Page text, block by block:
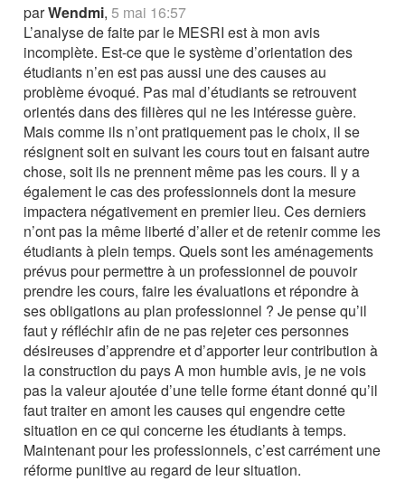
parWendmi,5 mai 16:57
L’analyse de faite par le MESRI est à mon avis
incomplète. Est-ce que le système d’orientation des
étudiants n’en est pas aussi une des causes au
problème évoqué. Pas mal d’étudiants se retrouvent
orientés dans des filières qui ne les intéresse guère.
Mais comme ils n’ont pratiquement pas le choix, il se
résignent soit en suivant les cours tout en faisant autre
chose, soit ils ne prennent même pas les cours. Il y a
également le cas des professionnels dont la mesure
impactera négativement en premier lieu. Ces derniers
n’ont pas la même liberté d’aller et de retenir comme les
étudiants à plein temps. Quels sont les aménagements
prévus pour permettre à un professionnel de pouvoir
prendre les cours, faire les évaluations et répondre à
ses obligations au plan professionnel ? Je pense qu’il
faut y réfléchir afin de ne pas rejeter ces personnes
désireuses d’apprendre et d’apporter leur contribution à
la construction du pays A mon humble avis, je ne vois
pas la valeur ajoutée d’une telle forme étant donné qu’il
faut traiter en amont les causes qui engendre cette
situation en ce qui concerne les étudiants à temps.
Maintenant pour les professionnels, c’est carrément une
réforme punitive au regard de leur situation.